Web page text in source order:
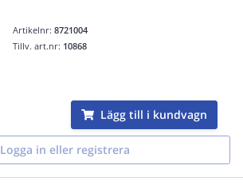
Artikelnr:8721004
Tillv. art.nr: 10868
Lägg till i kundvagn
Logga in eller registrera